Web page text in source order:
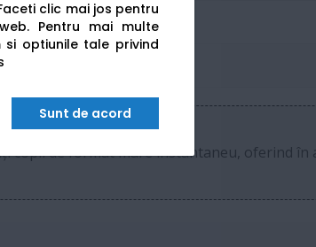
clic mai jos pentru
Pentru mai multe
optiunile tale privind
Sunt de acord
sau 50 coli (A3)
copii de format mare instantaneu, oferind în